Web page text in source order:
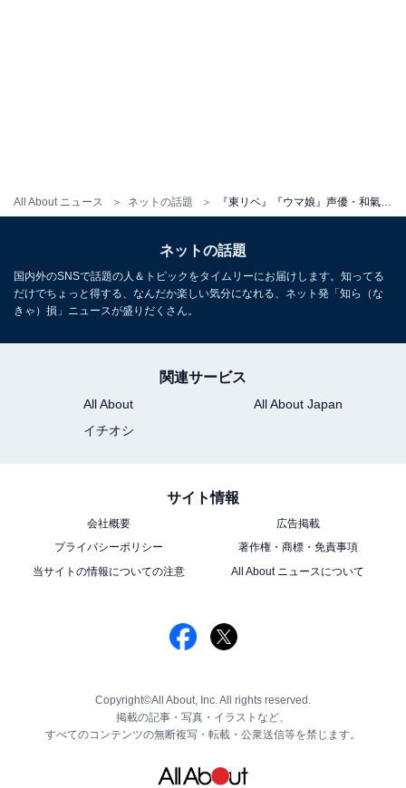
All About ニュース ネットの話題 『東リベ』『ウマ娘』声優・和氣あず未、妊娠発表。「新しい命を授かりました」
ネットの話題
国内外のSNSで話題の人＆トピックをタイムリーにお届けします。知ってる
だけでちょっと得する、なんだか楽しい気分になれる、ネット発「知ら（な
きゃ）損」ニュースが盛りだくさん。
関連サービス
All About
All About Japan
イチオシ
サイト情報
会社概要
広告掲載
プライバシーポリシー
著作権・商標・免責事項
当サイトの情報についての注意
All About ニュースについて
Copyright©All About, Inc. All rights reserved.
掲載の記事・写真・イラストなど、
すべてのコンテンツの無断複写・転載・公衆送信等を禁じます。